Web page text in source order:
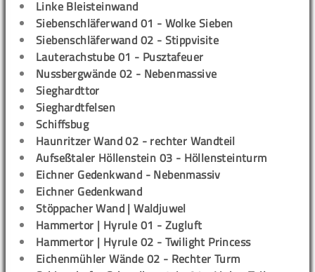
Linke Bleisteinwand
Siebenschläferwand 01 - Wolke Sieben
Siebenschläferwand 02 - Stippvisite
Lauterachstube 01 - Pusztafeuer
Nussbergwände 02 - Nebenmassive
Sieghardttor
Sieghardtfelsen
Schiffsbug
Haunritzer Wand 02 - rechter Wandteil
Aufseßtaler Höllenstein 03 - Höllensteinturm
Eichner Gedenkwand - Nebenmassiv
Eichner Gedenkwand
Stöppacher Wand | Waldjuwel
Hammertor | Hyrule 01 - Zugluft
Hammertor | Hyrule 02 - Twilight Princess
Eichenmühler Wände 02 - Rechter Turm